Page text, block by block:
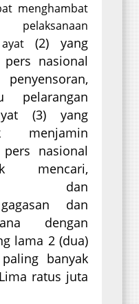
menghambat
(2) yang
nasional
pelarangan
(3) yang
menjamin
nasional
mencari,
dan
dan
dengan
lama 2 (dua)
banyak
ratus juta